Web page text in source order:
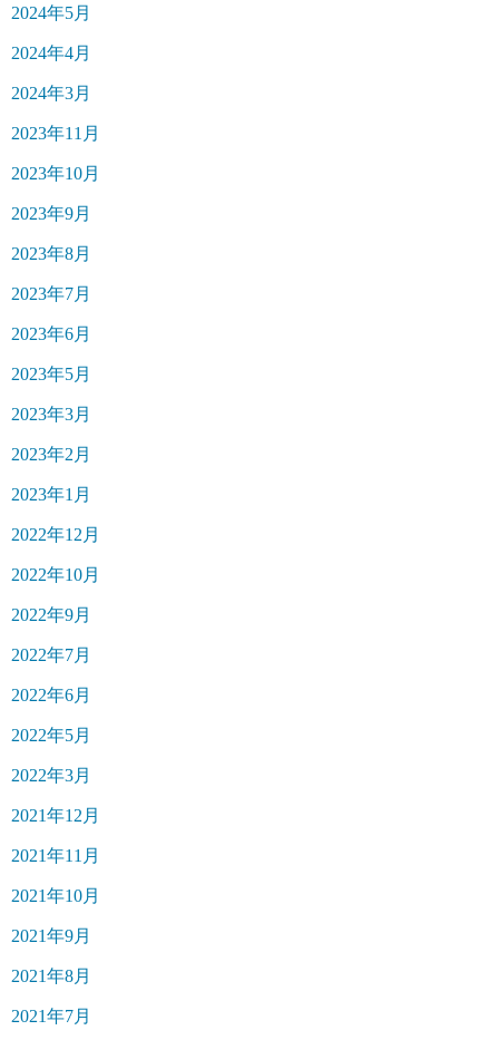
2024年5月
2024年4月
2024年3月
2023年11月
2023年10月
2023年9月
2023年8月
2023年7月
2023年6月
2023年5月
2023年3月
2023年2月
2023年1月
2022年12月
2022年10月
2022年9月
2022年7月
2022年6月
2022年5月
2022年3月
2021年12月
2021年11月
2021年10月
2021年9月
2021年8月
2021年7月